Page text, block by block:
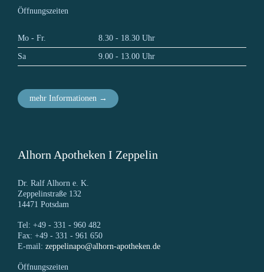
Öffnungszeiten
Mo - Fr. 8.30 - 18.30 Uhr
Sa 9.00 - 13.00 Uhr
mehr Informationen →
Alhorn Apotheken I Zeppelin
Dr. Ralf Alhorn e. K.
Zeppelinstraße 132
14471 Potsdam
Tel: +49 - 331 - 960 482
Fax: +49 - 331 - 961 650
E-mail: zeppelinapo@alhorn-apotheken.de
Öffnungszeiten